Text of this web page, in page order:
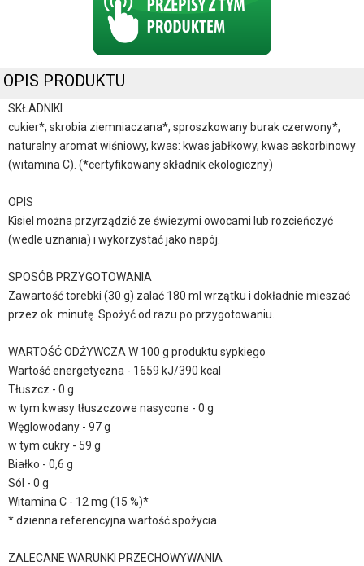
OPIS PRODUKTU
SKŁADNIKI
cukier*, skrobia ziemniaczana*, sproszkowany burak czerwony*,
naturalny aromat wiśniowy, kwas: kwas jabłkowy, kwas askorbinowy
(witamina C). (*certyfikowany składnik ekologiczny)
OPIS
Kisiel można przyrządzić ze świeżymi owocami lub rozcieńczyć
(wedle uznania) i wykorzystać jako napój.
SPOSÓB PRZYGOTOWANIA
Zawartość torebki (30 g) zalać 180 ml wrzątku i dokładnie mieszać
przez ok. minutę. Spożyć od razu po przygotowaniu.
WARTOŚĆ ODŻYWCZA W 100 g produktu sypkiego
Wartość energetyczna - 1659 kJ/390 kcal
Tłuszcz - 0 g
w tym kwasy tłuszczowe nasycone - 0 g
Węglowodany - 97 g
w tym cukry - 59 g
Białko - 0,6 g
Sól - 0 g
Witamina C - 12 mg (15 %)*
* dzienna referencyjna wartość spożycia
ZALECANE WARUNKI PRZECHOWYWANIA